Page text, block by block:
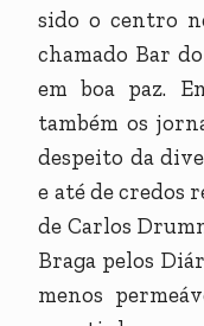
sido o centro
chamado Bar
em boa paz.
também os
despeito da
e até de credos
de Carlos
Braga pelos
menos